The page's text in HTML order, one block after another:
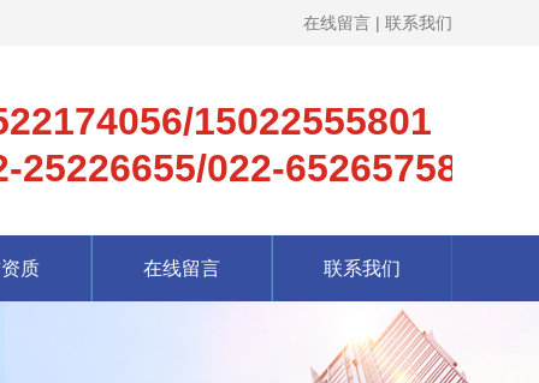
在线留言 | 联系我们
15022555801
25226655/022-65265758
质 在线留言 联系我们